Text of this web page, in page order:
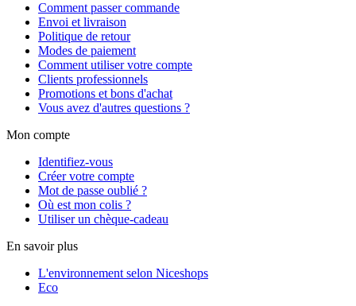
Comment passer commande
Envoi et livraison
Politique de retour
Modes de paiement
Comment utiliser votre compte
Clients professionnels
Promotions et bons d'achat
Vous avez d'autres questions ?
Mon compte
Identifiez-vous
Créer votre compte
Mot de passe oublié ?
Où est mon colis ?
Utiliser un chèque-cadeau
En savoir plus
L'environnement selon Niceshops
Eco